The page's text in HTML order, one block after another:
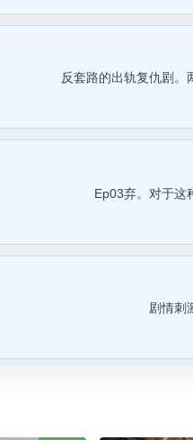
反套路的出轨复仇剧。
Ep03弃。对于这
剧情刺